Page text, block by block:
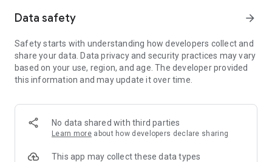
Data safety arrow_forward
Safety starts with understanding how developers collect and
share your data. Data privacy and security practices may vary
based on your use, region, and age. The developer provided
this information and may update it over time.
No data shared with third parties
Learn more about how developers declare sharing
This app may collect these data types